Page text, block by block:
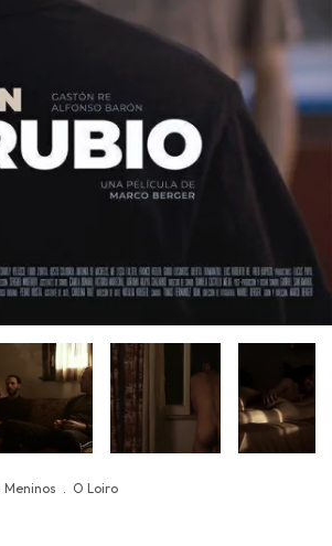
Meninos . O Loiro